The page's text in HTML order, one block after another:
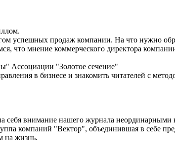
успешных продаж компании. На что нужно
что мнение коммерческого директора
Ассоциации "Золотое сечение"
в бизнесе и знакомить читателей с
себя внимание нашего журнала
компаний "Вектор", объединившая в
на жизнь.